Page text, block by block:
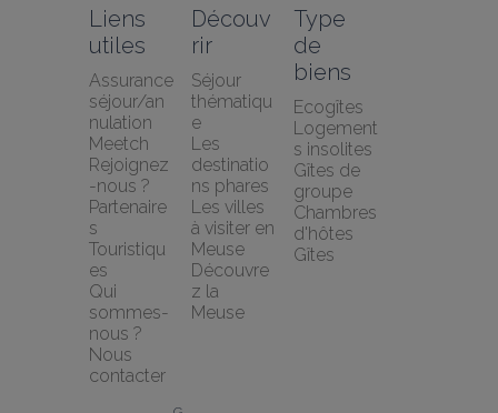
Liens
utiles
Assurance
séjour/an
nulation
Meetch
Rejoignez
-nous ?
Partenaire
s
Touristiqu
es
Qui
sommes-
nous ?
Nous
contacter
Découv
rir
Séjour
thématiqu
e
Les
destinatio
ns phares
Les villes
à visiter en
Meuse
Découvre
z la
Meuse
Type
de
biens
Ecogîtes
Logement
s insolites
Gîtes de
groupe
Chambres
d'hôtes
Gîtes